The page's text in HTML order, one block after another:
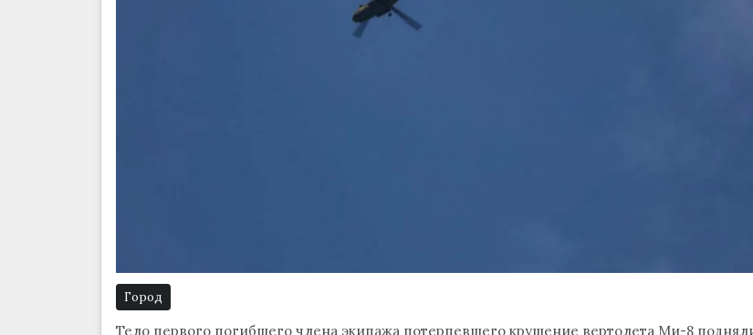
Город
Тело первого погибшего члена экипажа потерпевшего крушение вертолета Ми-8